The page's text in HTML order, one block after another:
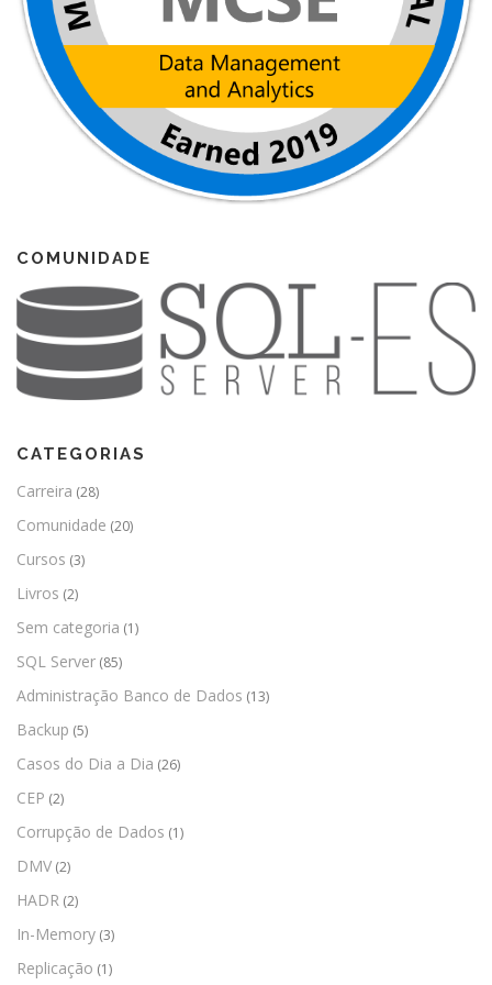
COMUNIDADE
CATEGORIAS
Carreira (28)
Comunidade (20)
Cursos (3)
Livros (2)
Sem categoria (1)
SQL Server (85)
Administração Banco de Dados (13)
Backup (5)
Casos do Dia a Dia (26)
CEP (2)
Corrupção de Dados (1)
DMV (2)
HADR (2)
In-Memory (3)
Replicação (1)